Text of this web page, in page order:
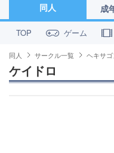
同人 成
TOP ゲーム
同人 サークル一覧 ヘキサゴ
ケイドロ